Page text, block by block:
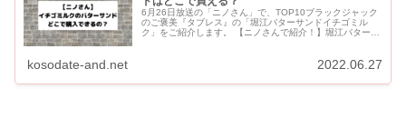
6月26日放送の「ニノさん」で、TOP10ブラックジャック
のご褒美『タブレス』の「堀江バターサンドイチゴミル
ク」をご紹介します。 【ニノさんで紹介！】堀江バターサ
kosodate-and.net 2022.06.27